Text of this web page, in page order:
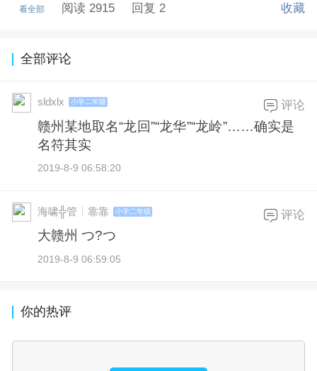
看全部 阅读 2915 回复 2 收藏
全部评论
sldxlx 小学二年级
赣州某地取名“龙回”“龙华”“龙岭”……确实是
名符其实
2019-8-9 06:58:20
评论
海啸╬管┆靠靠 小学二年级
大赣州 つ?つ
2019-8-9 06:59:05
评论
你的热评